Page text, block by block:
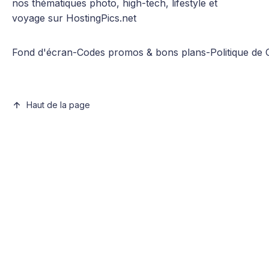
nos thématiques photo, high-tech, lifestyle et
voyage sur HostingPics.net
Fond d'écran-Codes promos & bons plans-Politique de
Haut de la page